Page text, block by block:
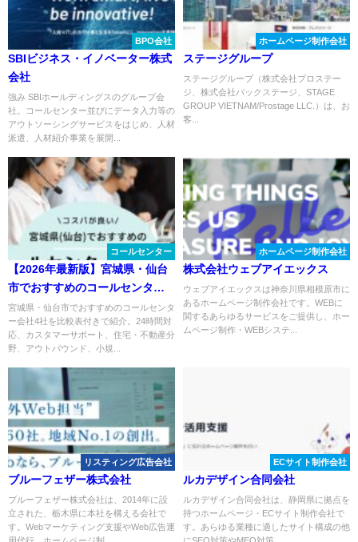
BPO会社
SBIビジネス・イノベーター株式
会社
強み SBIホールディングスのグループ会
社。コールセンター並びにデータ入力等の
アウトソーシングサービスをはじめ、人材
派遣、人材紹介事業を展開...
ホームページ制作会社
ステージグループ
ステージグループ（株式会社プロステー
ジ、株式会社バックステージ、STAGE
GROUP VIETNAM/Prostage LLC.）は、お
客...
コールセンター
【2026年最新版】宮城県・仙台
市でおすすめのコールセンター
会社4選
宮城県・仙台市でおすすめのコールセンタ
ー会社4社を比較表付きで紹介。24時間対
応、カスタマーサポート、住宅・不動産分
野、アウトバウンド、小規...
ホームページ制作会社
株式会社ウェブアイエックス
ウェブアイエックスは神奈川県相模原市に
あるホームページ制作会社です。WEBに
関するあらゆるサービスをご提供し、ホー
ムページ制作・WEBシステ...
リスティング広告会社
ブルーフェザー株式会社
ブルーフェザー株式会社は、2014年に設
立された、栃木県に本社を構える会社で
す。Webマーケティング支援やWeb広告運
ECサイト制作会社
ルカデザイン合同会社
ルカデザイン合同会社は、静岡県に拠点を
持つホームページ・ECサイト制作会社で
す。あらゆる業種に適したサイト構成の他